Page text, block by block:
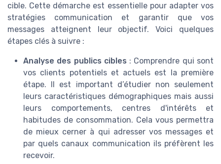
cible. Cette démarche est essentielle pour adapter vos
stratégies communication et garantir que vos
messages atteignent leur objectif. Voici quelques
étapes clés à suivre :
Analyse des publics cibles : Comprendre qui sont
vos clients potentiels et actuels est la première
étape. Il est important d’étudier non seulement
leurs caractéristiques démographiques mais aussi
leurs comportements, centres d'intérêts et
habitudes de consommation. Cela vous permettra
de mieux cerner à qui adresser vos messages et
par quels canaux communication ils préfèrent les
recevoir.